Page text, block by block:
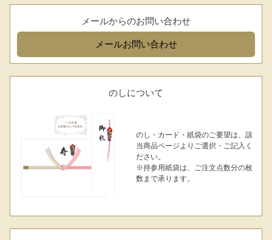
メールからのお問い合わせ
メールお問い合わせ
のしについて
のし・カード・紙袋のご要望は、該
当商品ページよりご選択・ご記入く
ださい。
※持参用紙袋は、ご注文点数分の枚
数まで承ります。